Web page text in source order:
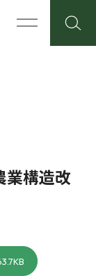
業構造改